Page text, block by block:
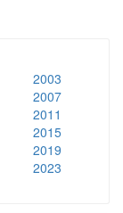
2003
2007
2011
2015
2019
2023